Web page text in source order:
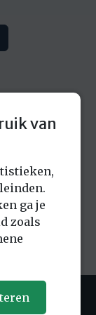
BANK
van
ga je
zoals